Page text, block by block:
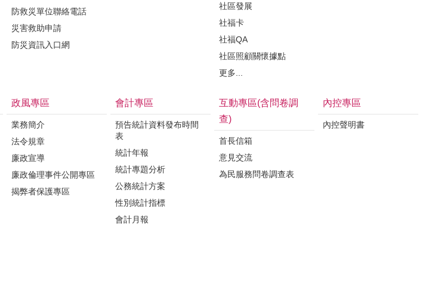
防救災單位聯絡電話
災害救助申請
防災資訊入口網
社區發展
社福卡
社福QA
社區照顧關懷據點
更多...
政風專區
業務簡介
法令規章
廉政宣導
廉政倫理事件公開專區
揭弊者保護專區
會計專區
預告統計資料發布時間
表
統計年報
統計專題分析
公務統計方案
性別統計指標
會計月報
互動專區(含問卷調
查)
首長信箱
意見交流
為民服務問卷調查表
內控專區
內控聲明書